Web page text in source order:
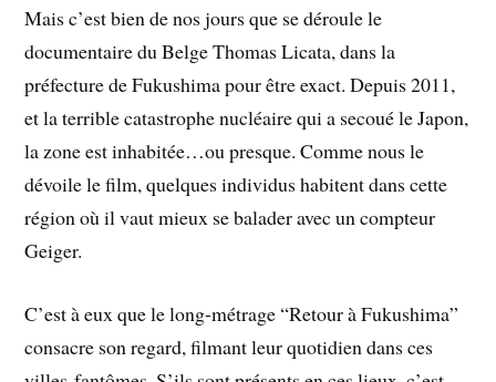
Mais c’est bien de nos jours que se déroule le
documentaire du Belge Thomas Licata, dans la
préfecture de Fukushima pour être exact. Depuis 2011,
et la terrible catastrophe nucléaire qui a secoué le Japon,
la zone est inhabitée…ou presque. Comme nous le
dévoile le film, quelques individus habitent dans cette
région où il vaut mieux se balader avec un compteur
Geiger.
C’est à eux que le long-métrage “Retour à Fukushima”
consacre son regard, filmant leur quotidien dans ces